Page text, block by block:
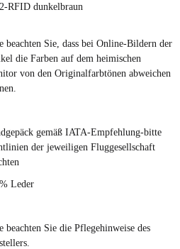
RFID dunkelbraun
beachten Sie, dass bei Online-Bildern der
die Farben auf dem heimischen
von den Originalfarbtönen abweichen
gemäß IATA-Empfehlung-bitte
der jeweiligen Fluggesellschaft
Leder
beachten Sie die Pflegehinweise des